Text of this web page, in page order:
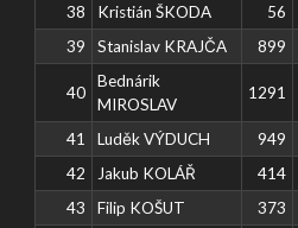
38
Kristián ŠKODA 56
39
Stanislav KRAJČA 899
40
Bednárik
MIROSLAV
1291
41 Luděk VÝDUCH 949
42
Jakub KOLÁŘ 414
43
Filip KOŠUT 373